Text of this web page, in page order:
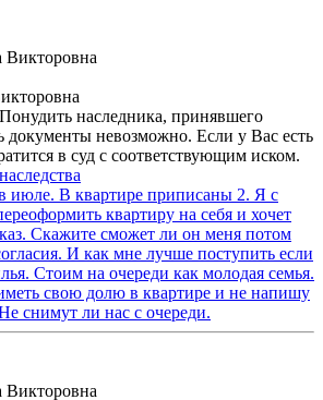
наследника, принявшего
документы невозможно. Если у Вас есть
в суд с соответствующим иском.
июле. В квартире приписаны 2. Я с
квартиру на себя и хочет
Скажите сможет ли он меня потом
И как мне лучше поступить если
Стоим на очереди как молодая семья.
свою долю в квартире и не напишу
снимут ли нас с очереди.